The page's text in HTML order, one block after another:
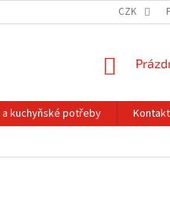
ÚDAJŮ OBCHODNÍ
CZK
a kuchyňské potřeby